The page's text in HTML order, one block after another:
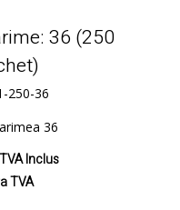
36 (250
250-36
36
TVA Inclus
TVA